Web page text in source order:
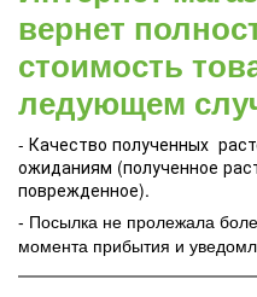
вернет
стоимость
ледующем
- Качество полученных
ожиданиям (полученное
поврежденное).
- Посылка не пролежала
момента прибытия и